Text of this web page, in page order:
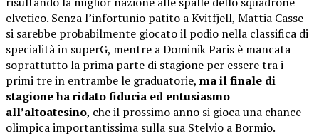
elvetico. Senza l’infortunio patito a Kvitfjell, Mattia Casse
si sarebbe probabilmente giocato il podio nella classifica di
specialità in superG, mentre a Dominik Paris è mancata
soprattutto la prima parte di stagione per essere tra i
primi tre in entrambe le graduatorie, ma il finale di
stagione ha ridato fiducia ed entusiasmo
all’altoatesino, che il prossimo anno si gioca una chance
olimpica importantissima sulla sua Stelvio a Bormio.